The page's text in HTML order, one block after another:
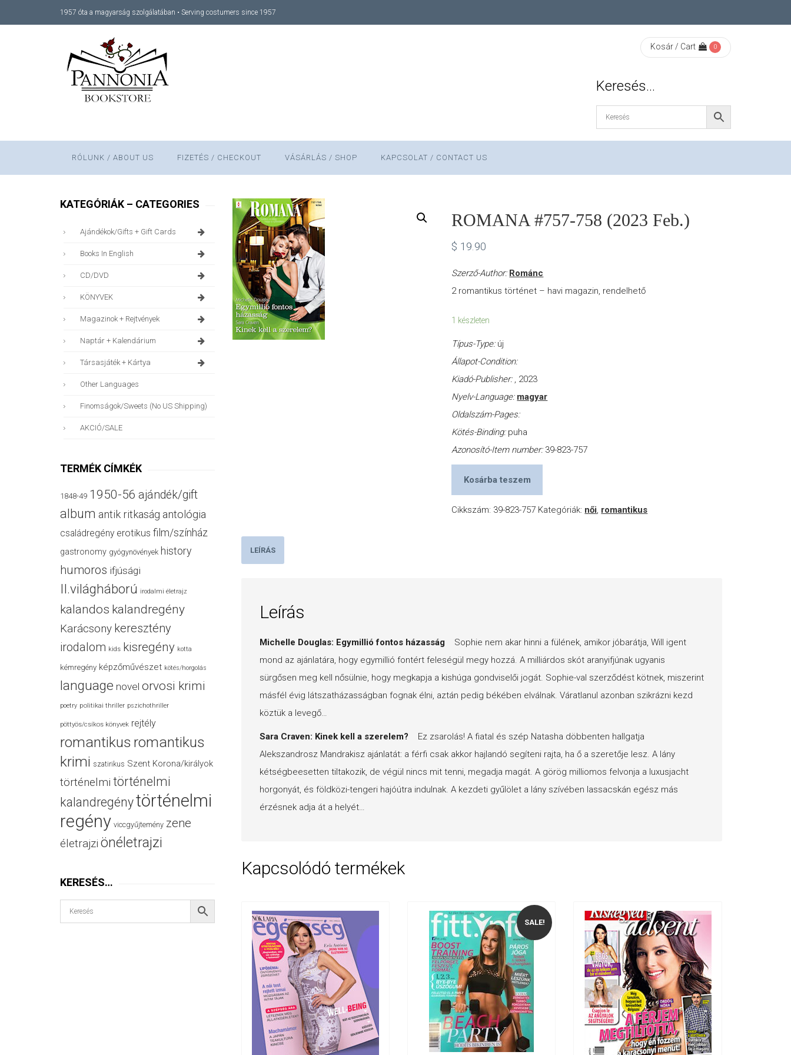
1957 óta a magyarság szolgálatában • Serving costumers since 1957
Kosár / Cart 0
Keresés…
RÓLUNK / ABOUT US FIZETÉS / CHECKOUT VÁSÁRLÁS / SHOP KAPCSOLAT / CONTACT US
ROMANA #757-758 (2023 Feb.)
$ 19.90
Szerző-Author: Románc
2 romantikus történet – havi magazin, rendelhető
1 készleten
Típus-Type: új
Állapot-Condition:
Kiadó-Publisher: , 2023
Nyelv-Language: magyar
Oldalszám-Pages:
Kötés-Binding: puha
Azonosító-Item number: 39-823-757
Kosárba teszem
Cikkszám: 39-823-757 Kategóriák: női, romantikus
LEÍRÁS
Leírás
Michelle Douglas: Egymillió fontos házasságSophie nem akar hinni a fülének, amikor jóbarátja, Will igent
mond az ajánlatára, hogy egymillió fontért feleségül megy hozzá. A milliárdos skót aranyifjúnak ugyanis
sürgősen meg kell nősülnie, hogy megkapja a kishúga gondviselői jogát. Sophie-val szerződést kötnek, miszerint
másfél évig látszatházasságban fognak élni, aztán pedig békében elválnak. Váratlanul azonban szikrázni kezd
köztük a levegő…
Sara Craven: Kinek kell a szerelem? Ez zsarolás! A fiatal és szép Natasha döbbenten hallgatja
Alekszandrosz Mandrakisz ajánlatát: a férfi csak akkor hajlandó segíteni rajta, ha ő a szeretője lesz. A lány
kétségbeesetten tiltakozik, de végül nincs mit tenni, megadja magát. A görög milliomos felvonja a luxusjacht
horgonyát, és földközi-tengeri hajóútra indulnak. A kezdeti gyűlölet a lány szívében lassacskán egész más
érzésnek adja át a helyét…
Kapcsolódó termékek
SALE!
KATEGÓRIÁK – CATEGORIES
Ajándékok/gifts + Gift Cards
Books In English
CD/DVD
KÖNYVEK
Magazinok + Rejtvények
Naptár + Kalendárium
Társasjáték + Kártya
Other Languages
Finomságok/sweets (no US Shipping)
AKCIÓ/SALE
TERMÉK CÍMKÉK
1848-49 1950-56 ajándék/gift
album antik ritkaság antológia
családregény erotikus film/színház
gastronomy gyógynövények history
humoros ifjúsági
II.világháború irodalmi életrajz
kalandos kalandregény
Karácsony keresztény
irodalom kids kisregény kotta
kémregény képzőművészet kötés/horgolás
language novel orvosi krimi
poetry politikai thriller pszichothriller
pöttyös/csíkos könyvek rejtély
romantikus romantikus
krimi szatirikus Szent Korona/királyok
történelmi történelmi
kalandregénytörténelmi
regény viccgyűjtemény zene
életrajzi önéletrajzi
KERESÉS…